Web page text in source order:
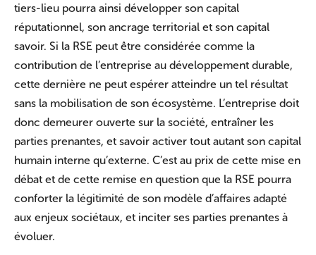
tiers-lieu pourra ainsi développer son capital
réputationnel, son ancrage territorial et son capital
savoir. Si la RSE peut être considérée comme la
contribution de l’entreprise au développement durable,
cette dernière ne peut espérer atteindre un tel résultat
sans la mobilisation de son écosystème. L’entreprise doit
donc demeurer ouverte sur la société, entraîner les
parties prenantes, et savoir activer tout autant son capital
humain interne qu’externe. C’est au prix de cette mise en
débat et de cette remise en question que la RSE pourra
conforter la légitimité de son modèle d’affaires adapté
aux enjeux sociétaux, et inciter ses parties prenantes à
évoluer.